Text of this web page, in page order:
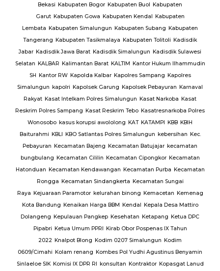
Bekasi Kabupaten Bogor Kabupaten Buol Kabupaten
Garut Kabupaten Gowa Kabupaten Kendal Kabupaten
Lembata Kabupaten Simalungun Kabupaten Subang Kabupaten
Tangerang Kabupaten Tasikmalaya Kabupaten Tolitoli Kadisdik
Jabar Kadisdik Jawa Barat Kadisdik Simalungun Kadisdik Sulawesi
Selatan KALBAR Kalimantan Barat KALTIM Kantor Hukum Ilhammudin
SH Kantor RW Kapolda Kalbar Kapolres Sampang Kapolres
Simalungun kapolri Kapolsek Garung Kapolsek Pebayuran Karnaval
Rakyat Kasat Intelkam Polres Simalungun Kasat Narkoba Kasat
Reskrim Polres Sampang Kasat Reskrim Tebo Kasatresnarkoba Polres
Wonosobo kasus korupsi awololong KAT KATAMPI KBB KBIH
Baiturahmi KBLI KBO Satlantas Polres Simalungun kebersihan Kec.
Pebayuran Kecamatan Bajeng Kecamatan Batujajar kecamatan
bungbulang Kecamatan Cililin Kecamatan Cipongkor Kecamatan
Hatonduan Kecamatan Kendawangan Kecamatan Purba Kecamatan
Rongga Kecamatan Sindangkerta Kecamatan Sungai
Raya Kejuaraan Paramotor kelurahan binong Kemacetan Kemenag
Kota Bandung Kenaikan Harga BBM Kendal Kepala Desa Mattiro
Dolangeng Kepulauan Pangkep Kesehatan Ketapang Ketua DPC
Pipabri Ketua Umum PPRI Kirab Obor Pospenas IX Tahun
2022 Knalpot Blong Kodim 0207 Simalungun Kodim
0609/Cimahi Kolam renang Kombes Pol Yudhi Agustinus Benyamin
Sinlaeloe SIK Komisi IX DPR RI konsultan Kontraktor Kopasgat Lanud